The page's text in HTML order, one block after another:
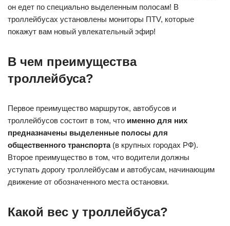
он едет по специально выделенным полосам! В
троллейбусах установлены мониторы ПТV, которые
покажут вам новый увлекательный эфир!
В чем преимущества
троллейбуса?
Первое преимущество маршруток, автобусов и
троллейбусов состоит в том, что именно для них
предназначены выделенные полосы для
общественного транспорта(в крупных городах РФ).
Второе преимущество в том, что водители должны
уступать дорогу троллейбусам и автобусам, начинающим
движение от обозначенного места остановки.
Какой вес у троллейбуса?